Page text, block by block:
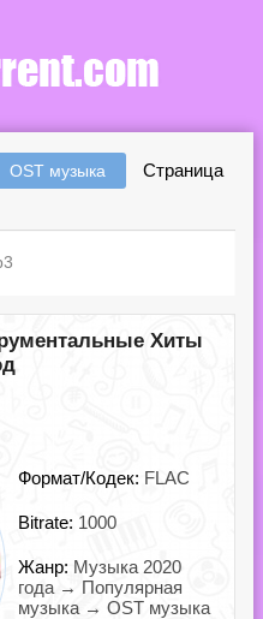
OST музыка
Страница
Хиты
Формат/Кодек: FLAC
Bitrate: 1000
Жанр: Музыка 2020
года → Популярная
музыка → OST музыка